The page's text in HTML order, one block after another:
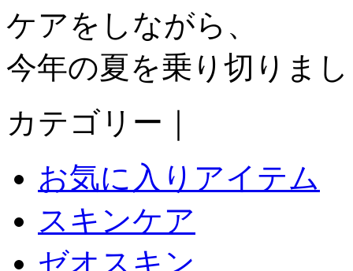
ケアをしながら、
今年の夏を乗り切りま
カテゴリー｜
お気に入りアイテム
スキンケア
ゼオスキン